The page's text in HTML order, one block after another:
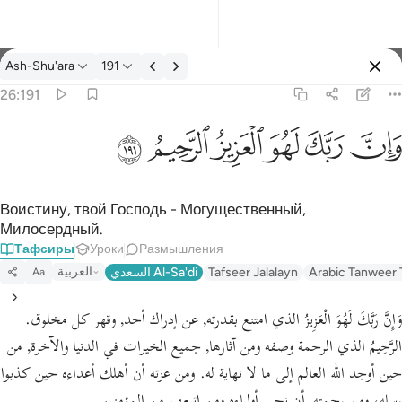
Тафсир: Ash-Shu'ara 26:191
Ash-Shu'ara 191
26:191
وَإِنَّ رَبَّكَ لَهُوَ ٱلْعَزِيزُ ٱلرَّحِيمُ ١٩١
ﱽﱾﱿﲀﲁﲂ
Воистину, твой Господь - Могущественный,
Милосердный.
Тафсиры Уроки Размышления
Aa العربية السعدي Al-Sa'di Tafseer Jalalayn Arabic Tanweer
وَإِنَّ رَبَّكَ لَهُوَ الْعَزِيزُ الذي امتنع بقدرته, عن إدراك أحد, وقهر كل مخلوق.
الرَّحِيمُ الذي الرحمة وصفه ومن آثارها, جميع الخيرات في الدنيا والآخرة, من
حين أوجد الله العالم إلى ما لا نهاية له. ومن عزته أن أهلك أعداءه حين كذبوا